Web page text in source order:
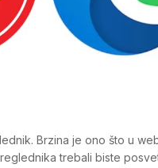
Brzina je ono što u
trebali biste